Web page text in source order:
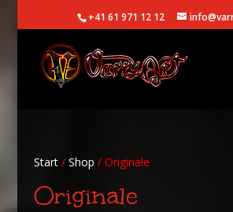
+41 61 971 12 12
Start/ Shop / Originale
Originale